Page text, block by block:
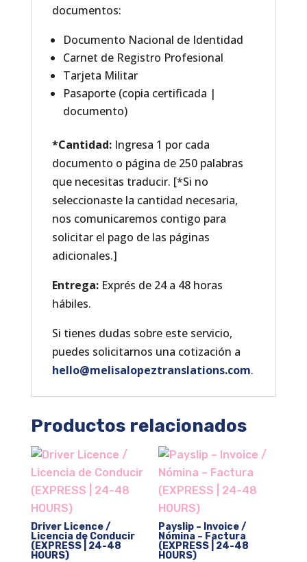
documentos:
Documento Nacional de Identidad
Carnet de Registro Profesional
Tarjeta Militar
Pasaporte (copia certificada |
documento)
*Cantidad:Ingresa 1 por cada
documento o página de 250 palabras
que necesitas traducir. [*Si no
seleccionaste la cantidad necesaria,
nos comunicaremos contigo para
solicitar el pago de las páginas
adicionales.]
Entrega: Exprés de 24 a 48 horas
hábiles.
Si tienes dudas sobre este servicio,
puedes solicitarnos una cotización a
hello@melisalopeztranslations.com.
Productos relacionados
Driver Licence /
Licencia de Conducir
(EXPRESS | 24-48
HOURS)
Payslip – Invoice /
Nómina – Factura
(EXPRESS | 24-48
HOURS)